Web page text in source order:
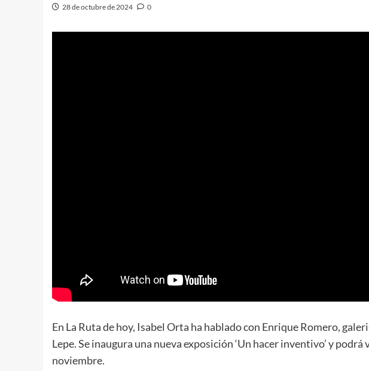
28 de octubre de 2024 0
En La Ruta de hoy, Isabel Orta ha hablado con Enrique Romero,
Lepe. Se inaugura una nueva exposición ‘Un hacer inventivo’ y
noviembre.